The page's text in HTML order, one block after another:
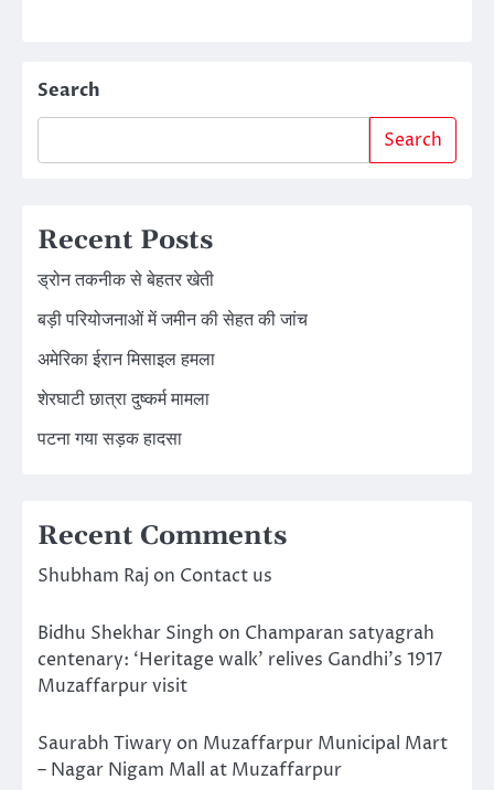
Search
Search
Recent Posts
ड्रोन तकनीक से बेहतर खेती
बड़ी परियोजनाओं में जमीन की सेहत की जांच
अमेरिका ईरान मिसाइल हमला
शेरघाटी छात्रा दुष्कर्म मामला
पटना गया सड़क हादसा
Recent Comments
Shubham Raj on Contact us
Bidhu Shekhar Singh on Champaran satyagrah
centenary: ‘Heritage walk’ relives Gandhi’s 1917
Muzaffarpur visit
Saurabh Tiwary on Muzaffarpur Municipal Mart
– Nagar Nigam Mall at Muzaffarpur